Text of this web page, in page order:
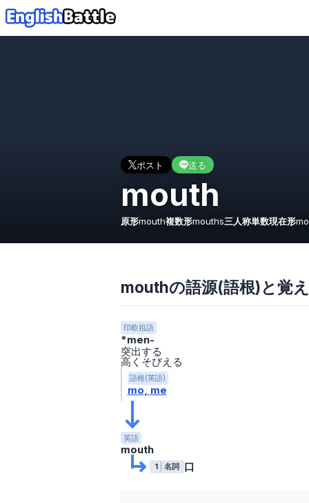
ポスト 送る
mouth
原形mouth複数形mouths三人称単数現在形
mouthの語源(語根)と覚
印欧祖語
*men-
突出する
高くそびえる
語根(英語)
mo me
英語
mouth
1 名詞 口